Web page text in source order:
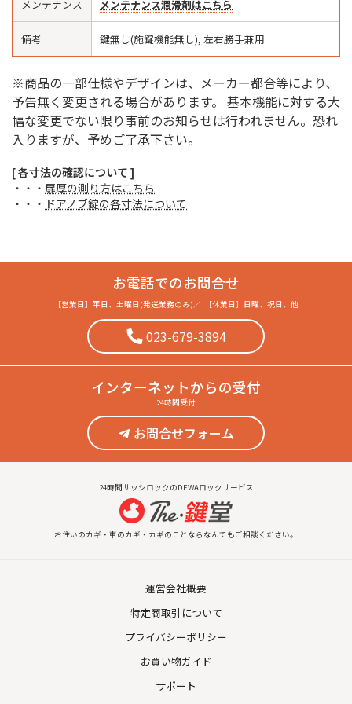
メンテナンス メンテナンス潤滑剤はこちら
備考 鍵無し(施錠機能無し), 左右勝手兼用
※商品の一部仕様やデザインは、メーカー都合等により、
予告無く変更される場合があります。 基本機能に対する大
幅な変更でない限り事前のお知らせは行われません。恐れ
入りますが、予めご了承下さい。
[ 各寸法の確認について ]
・・・ 扉厚の測り方はこちら
・・・ ドアノブ錠の各寸法について
お電話でのお問合せ
［営業日］ 平日、土曜日(発送業務のみ) ／ ［休業日］ 日曜、祝日、他
023-679-3894
インターネットからの受付
24時間受付
お問合せフォーム
24時間サッシロックのDEWAロックサービス
お住いのカギ・車のカギ・カギのことならなんでもご相談ください。
運営会社概要
特定商取引について
プライバシーポリシー
お買い物ガイド
サポート